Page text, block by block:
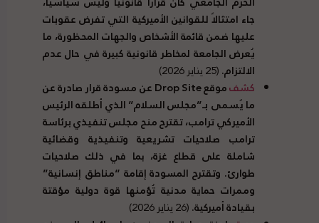
جاء امتثالاً للقوانين الأميركية التي تفرض عقوبات
عليها ضمن قائمة الأشخاص والجهات المحظورة، ما
يُعرض الجامعة لمخاطر قانونية كبيرة في حال عدم
الالتزام.(25 يناير 2026)
كشفموقعDrop Siteعن مسودة قرار صادرة عن
ما يُسمى بـ”مجلس السلام” الذي أطلقه الرئيس
الأميركي ترامب، تقترح منح مجلس تنفيذي برئاسة
ترامب صلاحيات تشريعية وتنفيذية وقضائية
شاملة على قطاع غزة، بما في ذلك صلاحيات
طوارئ. وتقترح المسودة إقامة “مناطق إنسانية”
وممرات حماية مدنية تُؤمنها قوة دولية مؤقتة
بقيادة أميركية.(26 يناير 2026)